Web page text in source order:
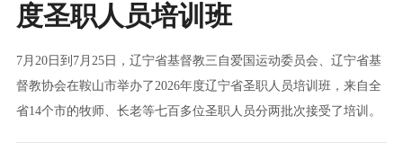
度圣职人员培训班
7月20日到7月25日，辽宁省基督教三自爱国运动委员会、辽宁省基
督教协会在鞍山市举办了2026年度辽宁省圣职人员培训班，来自全
省14个市的牧师、长老等七百多位圣职人员分两批次接受了培训。